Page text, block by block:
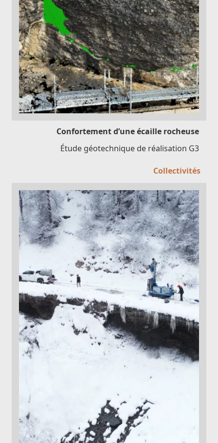
Confortement d’une écaille rocheuse
Étude géotechnique de réalisation G3
Collectivités